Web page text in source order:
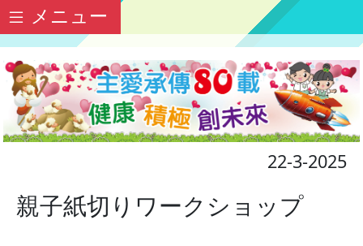
メニュー
22-3-2025
親子紙切りワークショップ